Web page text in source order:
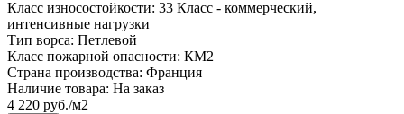
Класс износостойкости: 33 Класс - коммерческий,
интенсивные нагрузки
Тип ворса: Петлевой
Класс пожарной опасности: КМ2
Страна производства: Франция
Наличие товара: На заказ
4 220 руб./м2